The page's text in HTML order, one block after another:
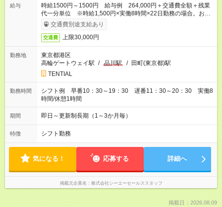
給与
時給1500円～1500円 給与例 264,000円＋交通費全額＋残業
代一分単位 ※時給1,500円×実働8時間×22日勤務の場合。お時
給は一例です。ご経験により異なります。
交通費別途支給あり
交通費 上限30,000円
勤務地
東京都港区
高輪ゲートウェイ駅 / 品川駅 / 田町(東京都)駅
TENTIAL
勤務時間
シフト例 早番10：30～19：30 遅番11：30～20：30 実働8
時間/休憩1時間
期間 即日～更新制長期（1～3か月毎）
特徴 シフト勤務
気になる！ 応募する 詳細へ
掲載元企業名 株式会社シーエーセールススタッフ
掲載日：2026.08.09